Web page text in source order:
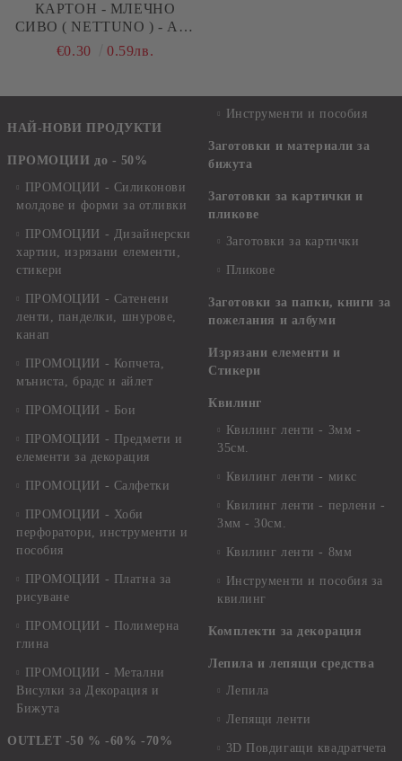
КАРТОН - МЛЕЧНО
СИВО ( NETTUNO ) - A4 -
280 G/M²
€0.30 0.59лв.
НАЙ-НОВИ ПРОДУКТИ
ПРОМОЦИИ до - 50%
ПРОМОЦИИ - Силиконови
молдове и форми за отливки
ПРОМОЦИИ - Дизайнерски
хартии, изрязани елементи,
стикери
ПРОМОЦИИ - Сатенени
ленти, панделки, шнурове,
канап
ПРОМОЦИИ - Копчета,
мъниста, брадс и айлет
ПРОМОЦИИ - Бои
ПРОМОЦИИ - Предмети и
елементи за декорация
ПРОМОЦИИ - Салфетки
ПРОМОЦИИ - Хоби
перфоратори, инструменти и
пособия
ПРОМОЦИИ - Платна за
рисуване
ПРОМОЦИИ - Полимерна
глина
ПРОМОЦИИ - Метални
Висулки за Декорация и
Бижута
OUTLET -50 % -60% -70%
Инструменти и пособия
Заготовки и материали за
бижута
Заготовки за картички и
пликове
Заготовки за картички
Пликове
Заготовки за папки, книги за
пожелания и албуми
Изрязани елементи и
Стикери
Квилинг
Квилинг ленти - 3мм -
35см.
Квилинг ленти - микс
Квилинг ленти - перлени -
3мм - 30см.
Квилинг ленти - 8мм
Инструменти и пособия за
квилинг
Комплекти за декорация
Лепила и лепящи средства
Лепила
Лепящи ленти
3D Повдигащи квадратчета